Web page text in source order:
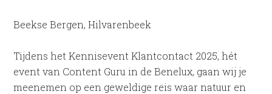
Beekse Bergen, Hilvarenbeek
Tijdens het Kennisevent Klantcontact 2025, hét
event van Content Guru in de Benelux, gaan wij je
meenemen op een geweldige reis waar natuur en